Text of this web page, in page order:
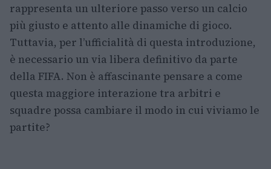
rappresenta un ulteriore passo verso un calcio
più giusto e attento alle dinamiche di gioco.
Tuttavia, per l’ufficialità di questa introduzione,
è necessario un via libera definitivo da parte
della FIFA. Non è affascinante pensare a come
questa maggiore interazione tra arbitri e
squadre possa cambiare il modo in cui viviamo le
partite?